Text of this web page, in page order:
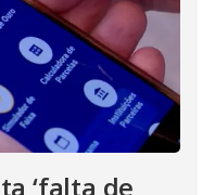
‘falta de